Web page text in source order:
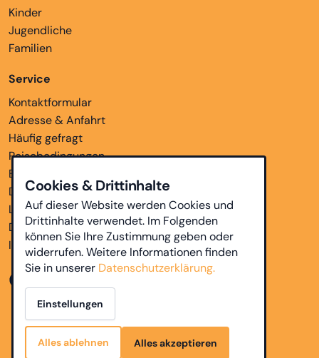
Kinder
Jugendliche
Familien
Service
Kontaktformular
Adresse & Anfahrt
Häufig gefragt
Reisebedingungen
Bankverbindungen
Downloads
Links
Datenschutz
Impressum
Cookies & Drittinhalte
Auf dieser Website werden Cookies und
Drittinhalte verwendet. Im Folgenden
können Sie Ihre Zustimmung geben oder
widerrufen. Weitere Informationen finden
Sie in unserer Datenschutzerklärung.
Einstellungen
Alles ablehnen Alles akzeptieren